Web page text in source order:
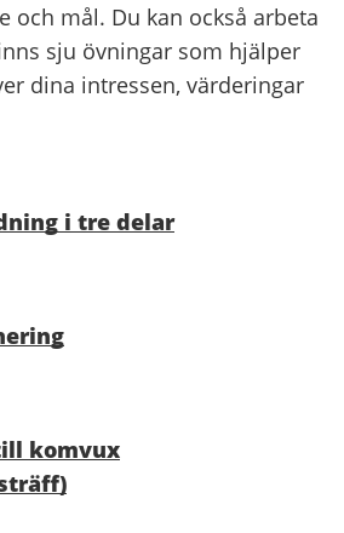
och mål. Du kan också arbeta
sju övningar som hjälper
dina intressen, värderingar
i tre delar
komvux